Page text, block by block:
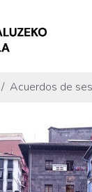
Acuerdos de